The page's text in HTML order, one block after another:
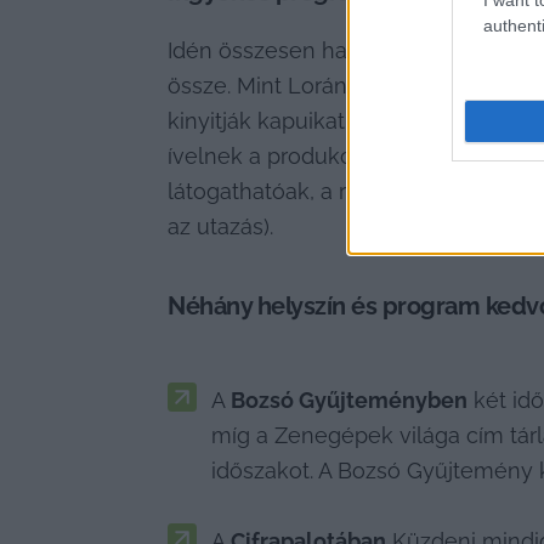
Idén összesen harminckét
össze. Mint Loránd Klára, a Bozsó
kinyitják kapuikat olyan helyszínek
ívelnek a produkciók, több helyen
látogathatóak, a retrobuszokon
az utazás).
Néhány helyszín és program
A Bozsó Gyűjteményben két
míg a Zenegépek világa cím
időszakot. A Bozsó